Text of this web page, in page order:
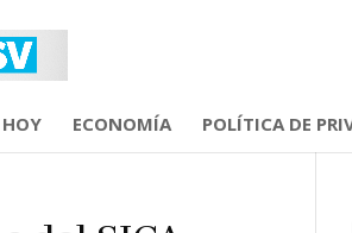
ECONOMÍA POLÍTICA DE